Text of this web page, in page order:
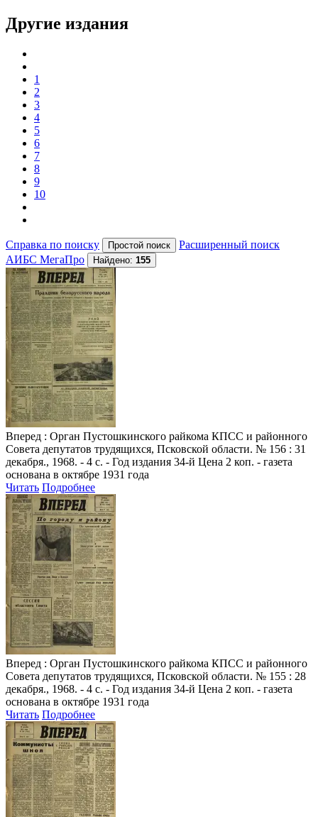
Другие издания
1
2
3
4
5
6
7
8
9
10
Справка по поиску
Расширенный поиск
АИБС МегаПро
Найдено: 155
Вперед : Орган Пустошкинского райкома КПСС и районного
Совета депутатов трудящихся, Псковской области. № 156 : 31
декабря., 1968. - 4 с. - Год издания 34-й Цена 2 коп. - газета
основана в октябре 1931 года
Читать Подробнее
Вперед : Орган Пустошкинского райкома КПСС и районного
Совета депутатов трудящихся, Псковской области. № 155 : 28
декабря., 1968. - 4 с. - Год издания 34-й Цена 2 коп. - газета
основана в октябре 1931 года
Читать Подробнее